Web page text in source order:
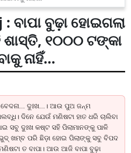
ବାପା ବୁଢ଼ା ହୋଇଗଲା
୧୦୦୦ ଟଙ୍କା
ନାହିଁ...
ଦୁଃଖ...। ଆଉ ପୁଅ ଜନ୍ମ
ଦିନେ ଯେଉଁ ମଣିଷଟା ହାତ ଧରି ଚାଲିବା
ସବୁ ଦୁଃଖ କଷ୍ଟ ସହି ପିଲାମାନଙ୍କୁ ପାଳି
ଖମ୍ବ ପରି ଛିଡ଼ା ହୋଇ ପିଲାଙ୍କୁ ସବୁ ବିପଦ
ତ ବାପା। ଆଉ ଆଜି ବାପା ବୁଢ଼ା